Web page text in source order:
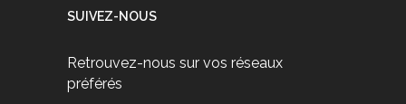
SUIVEZ-NOUS
Retrouvez-nous sur vos réseaux
préférés